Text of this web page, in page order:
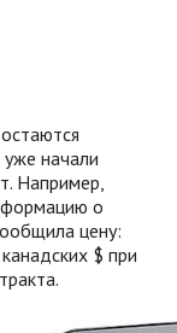
начали
Например,
о
цену:
$ при